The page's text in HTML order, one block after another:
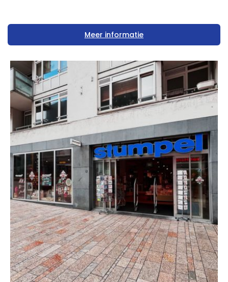
Meer informatie